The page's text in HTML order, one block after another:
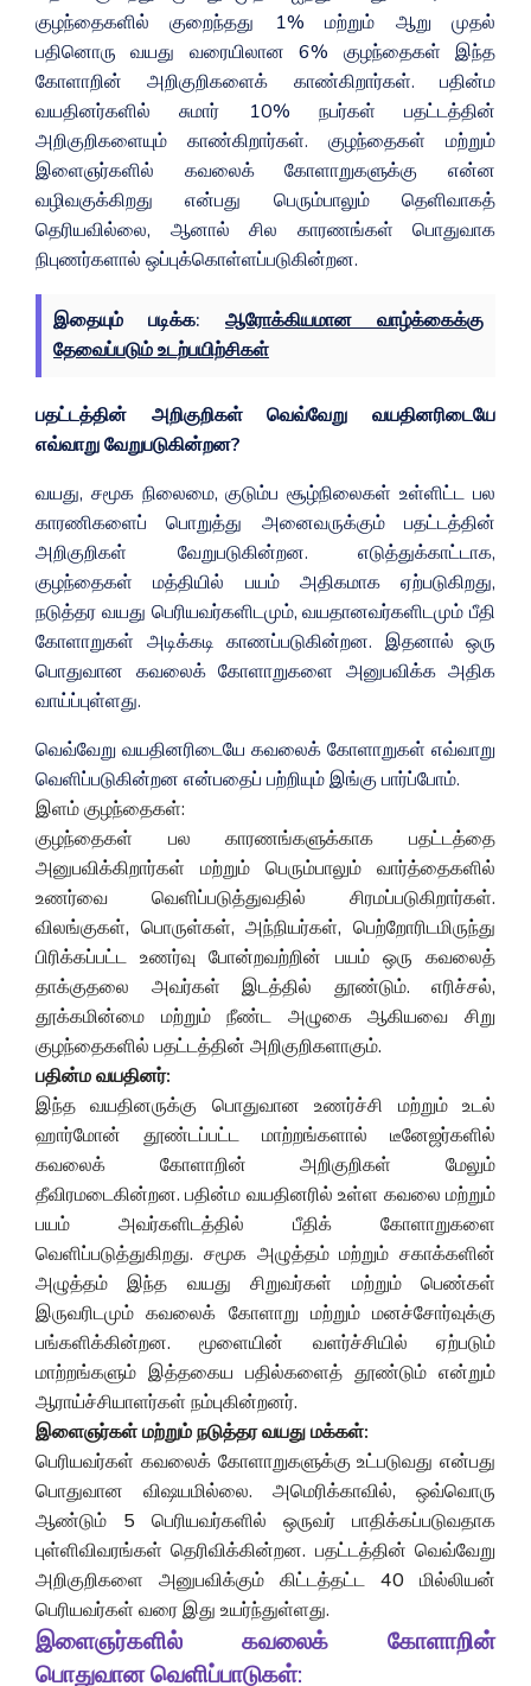
குழந்தைகளில் குறைந்தது 1% மற்றும் ஆறு முதல்
பதினொரு வயது வரையிலான 6% குழந்தைகள் இந்த
கோளாறின் அறிகுறிகளைக் காண்கிறார்கள். பதின்ம
வயதினர்களில் சுமார் 10% நபர்கள் பதட்டத்தின்
அறிகுறிகளையும் காண்கிறார்கள். குழந்தைகள் மற்றும்
இளைஞர்களில் கவலைக் கோளாறுகளுக்கு என்ன
வழிவகுக்கிறது என்பது பெரும்பாலும் தெளிவாகத்
தெரியவில்லை, ஆனால் சில காரணங்கள் பொதுவாக
நிபுணர்களால் ஒப்புக்கொள்ளப்படுகின்றன.
இதையும் படிக்க: ஆரோக்கியமான வாழ்க்கைக்கு
தேவைப்படும் உடற்பயிற்சிகள்
பதட்டத்தின் அறிகுறிகள் வெவ்வேறு வயதினரிடையே
எவ்வாறு வேறுபடுகின்றன?
வயது, சமூக நிலைமை, குடும்ப சூழ்நிலைகள் உள்ளிட்ட பல
காரணிகளைப் பொறுத்து அனைவருக்கும் பதட்டத்தின்
அறிகுறிகள் வேறுபடுகின்றன. எடுத்துக்காட்டாக,
குழந்தைகள் மத்தியில் பயம் அதிகமாக ஏற்படுகிறது,
நடுத்தர வயது பெரியவர்களிடமும், வயதானவர்களிடமும் பீதி
கோளாறுகள் அடிக்கடி காணப்படுகின்றன. இதனால் ஒரு
பொதுவான கவலைக் கோளாறுகளை அனுபவிக்க அதிக
வாய்ப்புள்ளது.
வெவ்வேறு வயதினரிடையே கவலைக் கோளாறுகள் எவ்வாறு
வெளிப்படுகின்றன என்பதைப் பற்றியும் இங்கு பார்ப்போம்.
இளம் குழந்தைகள்:
குழந்தைகள் பல காரணங்களுக்காக பதட்டத்தை
அனுபவிக்கிறார்கள் மற்றும் பெரும்பாலும் வார்த்தைகளில்
உணர்வை வெளிப்படுத்துவதில் சிரமப்படுகிறார்கள்.
விலங்குகள், பொருள்கள், அந்நியர்கள், பெற்றோரிடமிருந்து
பிரிக்கப்பட்ட உணர்வு போன்றவற்றின் பயம் ஒரு கவலைத்
தாக்குதலை அவர்கள் இடத்தில் தூண்டும். எரிச்சல்,
தூக்கமின்மை மற்றும் நீண்ட அழுகை ஆகியவை சிறு
குழந்தைகளில் பதட்டத்தின் அறிகுறிகளாகும்.
பதின்ம வயதினர்:
இந்த வயதினருக்கு பொதுவான உணர்ச்சி மற்றும் உடல்
ஹார்மோன் தூண்டப்பட்ட மாற்றங்களால் டீனேஜர்களில்
கவலைக் கோளாறின் அறிகுறிகள் மேலும்
தீவிரமடைகின்றன. பதின்ம வயதினரில் உள்ள கவலை மற்றும்
பயம் அவர்களிடத்தில் பீதிக் கோளாறுகளை
வெளிப்படுத்துகிறது. சமூக அழுத்தம் மற்றும் சகாக்களின்
அழுத்தம் இந்த வயது சிறுவர்கள் மற்றும் பெண்கள்
இருவரிடமும் கவலைக் கோளாறு மற்றும் மனச்சோர்வுக்கு
பங்களிக்கின்றன. மூளையின் வளர்ச்சியில் ஏற்படும்
மாற்றங்களும் இத்தகைய பதில்களைத் தூண்டும் என்றும்
ஆராய்ச்சியாளர்கள் நம்புகின்றனர்.
இளைஞர்கள் மற்றும் நடுத்தர வயது மக்கள்:
பெரியவர்கள் கவலைக் கோளாறுகளுக்கு உட்படுவது என்பது
பொதுவான விஷயமில்லை. அமெரிக்காவில், ஒவ்வொரு
ஆண்டும் 5 பெரியவர்களில் ஒருவர் பாதிக்கப்படுவதாக
புள்ளிவிவரங்கள் தெரிவிக்கின்றன. பதட்டத்தின் வெவ்வேறு
அறிகுறிகளை அனுபவிக்கும் கிட்டத்தட்ட 40 மில்லியன்
பெரியவர்கள் வரை இது உயர்ந்துள்ளது.
இளைஞர்களில் கவலைக் கோளாறின்
பொதுவான வெளிப்பாடுகள்: